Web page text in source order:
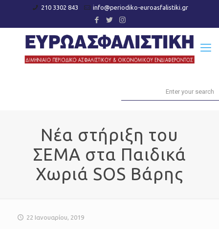
210 3302 843 info@periodiko-euroasfalistiki.gr
Νέα στήριξη του
ΣΕΜΑ στα Παιδικά
Χωριά SOS Βάρης
22 Ιανουαρίου, 2019